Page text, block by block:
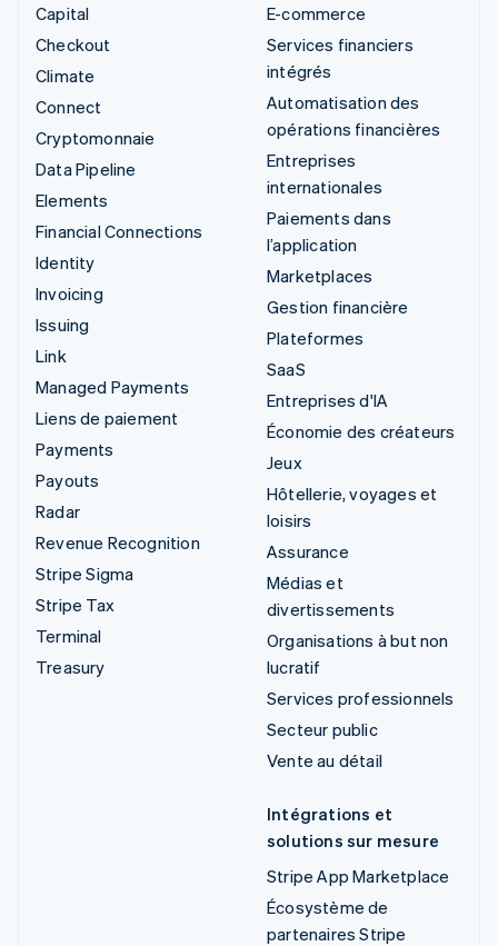
Capital
Checkout
Climate
Connect
Cryptomonnaie
Data Pipeline
Elements
Financial Connections
Identity
Invoicing
Issuing
Link
Managed Payments
Liens de paiement
Payments
Payouts
Radar
Revenue Recognition
Stripe Sigma
Stripe Tax
Terminal
Treasury
E-commerce
Services financiers
intégrés
Automatisation des
opérations financières
Entreprises
internationales
Paiements dans
l’application
Marketplaces
Gestion financière
Plateformes
SaaS
Entreprises d'IA
Économie des créateurs
Jeux
Hôtellerie, voyages et
loisirs
Assurance
Médias et
divertissements
Organisations à but non
lucratif
Services professionnels
Secteur public
Vente au détail
Intégrations et
solutions sur mesure
Stripe App Marketplace
Écosystème de
partenaires Stripe